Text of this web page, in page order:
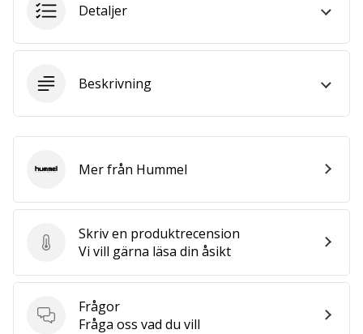
Brand
Ambassador.
Detaljer
Beskrivning
Skriv en produktrecension
Skriv en produktrecension
Vi vill gärna läsa din åsikt
Frågor
Frågor
Fråga oss vad du vill
HummelMer från Hummel